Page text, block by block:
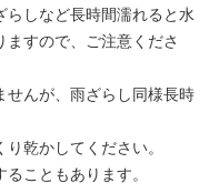
らしなど長時間濡れると水
すので、ご注意くださ
せんが、雨ざらし同様長時
乾かしてください。
こともあります。